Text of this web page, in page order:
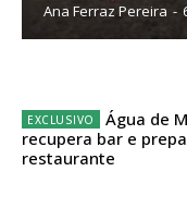
Sendo assinante terá
Ana Ferraz Pereira -
Água de
recupera bar e
restaurante